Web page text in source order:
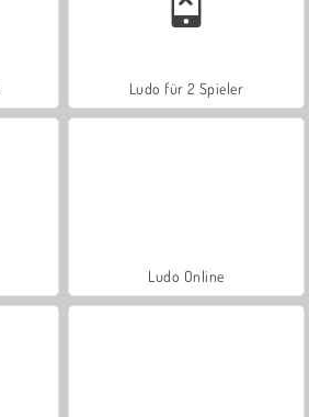
Ludo für 2 Spieler
Ludo Online